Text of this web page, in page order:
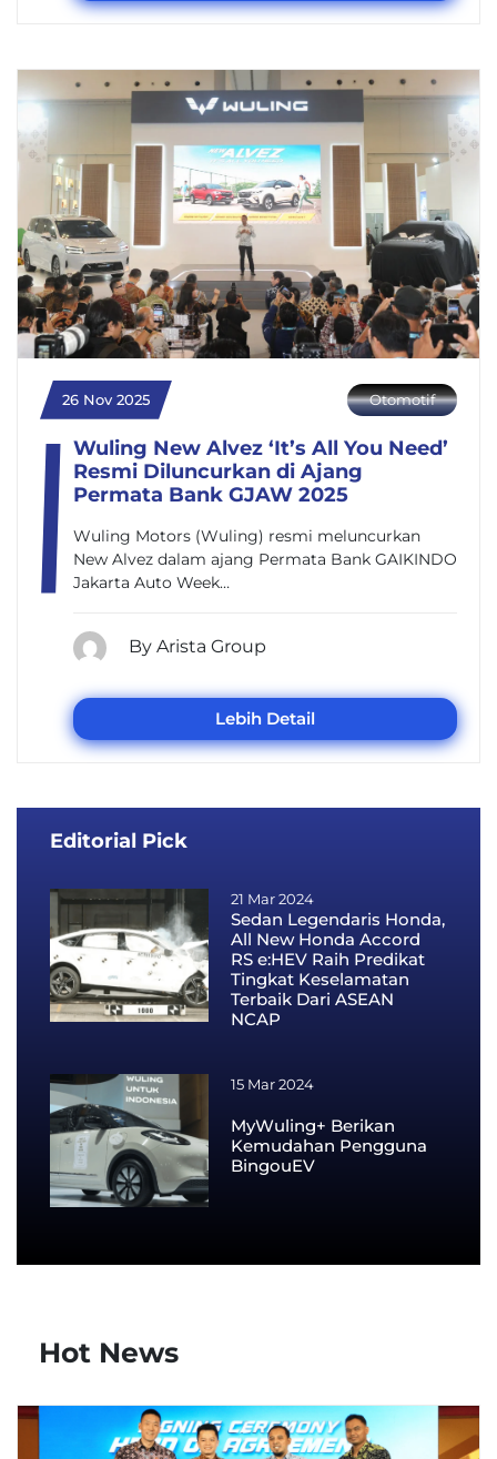
26 Nov 2025 Otomotif
Wuling New Alvez ‘It’s All You Need’
Resmi Diluncurkan di Ajang
Permata Bank GJAW 2025
Wuling Motors (Wuling) resmi meluncurkan
New Alvez dalam ajang Permata Bank GAIKINDO
Jakarta Auto Week…
By Arista Group
Lebih Detail
Editorial Pick
21 Mar 2024
Sedan Legendaris Honda,
All New Honda Accord
RS e:HEV Raih Predikat
Tingkat Keselamatan
Terbaik Dari ASEAN
NCAP
15 Mar 2024
MyWuling+ Berikan
Kemudahan Pengguna
BingouEV
Hot News